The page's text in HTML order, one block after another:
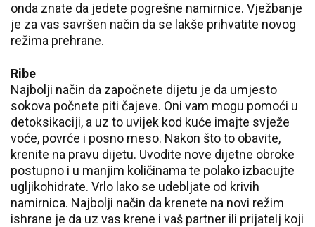
onda znate da jedete pogrešne namirnice. Vježbanje
je za vas savršen način da se lakše prihvatite novog
režima prehrane.
Ribe
Najbolji način da započnete dijetu je da umjesto
sokova počnete piti čajeve. Oni vam mogu pomoći u
detoksikaciji, a uz to uvijek kod kuće imajte svježe
voće, povrće i posno meso. Nakon što to obavite,
krenite na pravu dijetu. Uvodite nove dijetne obroke
postupno i u manjim količinama te polako izbacujte
ugljikohidrate. Vrlo lako se udebljate od krivih
namirnica. Najbolji način da krenete na novi režim
ishrane je da uz vas krene i vaš partner ili prijatelj koji